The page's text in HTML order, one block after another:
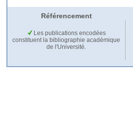
Référencement
Les publications encodées
constituent la bibliographie académique
de l'Université.